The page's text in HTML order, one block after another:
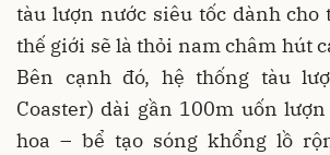
tàu lượn nước siêu tốc dành
thế giới sẽ là thỏi nam châm hút
Bên cạnh đó, hệ thống tàu
Coaster) dài gần 100m uốn
hoa – bể tạo sóng khổng lồ